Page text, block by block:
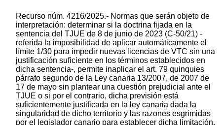
Recurso núm. 4216/2025.- Normas que serán objeto de
interpretación: determinar si la doctrina fijada en la
sentencia del TJUE de 8 de junio de 2023 (C-50/21) -
referida la imposibilidad de aplicar automáticamente el
límite 1/30 para impedir nuevas licencias de VTC sin una
justificación suficiente en los términos establecidos en
dicha sentencia-, permite inaplicar el art. 79 quinquies
párrafo segundo de la Ley canaria 13/2007, de 2007 de
17 de mayo sin plantear una cuestión prejudicial ante el
TJUE o si por el contrario, dicha previsión está
suficientemente justificada en la ley canaria dada la
singularidad de dicho territorio y las razones esgrimidas
por el legislador canario para establecer dicha limitación.